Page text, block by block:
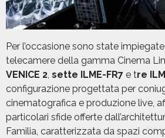
Per l’occasione sono state
telecamere della gamma Cinema
VENICE 2, sette ILME-FR7 e tre
configurazione progettata per
cinematografica e produzione live,
particolari sfide offerte
Familia, caratterizzata da spazi